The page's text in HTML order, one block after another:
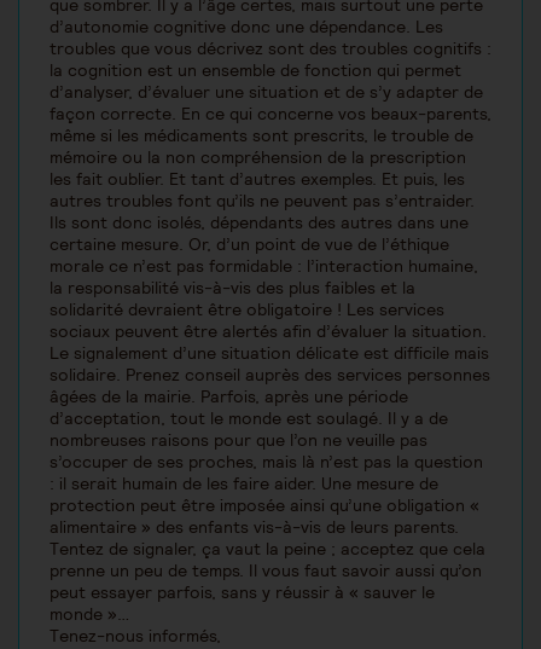
que sombrer. Il y a l’âge certes, mais surtout une perte
d’autonomie cognitive donc une dépendance. Les
troubles que vous décrivez sont des troubles cognitifs :
la cognition est un ensemble de fonction qui permet
d’analyser, d’évaluer une situation et de s’y adapter de
façon correcte. En ce qui concerne vos beaux-parents,
même si les médicaments sont prescrits, le trouble de
mémoire ou la non compréhension de la prescription
les fait oublier. Et tant d’autres exemples. Et puis, les
autres troubles font qu’ils ne peuvent pas s’entraider.
Ils sont donc isolés, dépendants des autres dans une
certaine mesure. Or, d’un point de vue de l’éthique
morale ce n’est pas formidable : l’interaction humaine,
la responsabilité vis-à-vis des plus faibles et la
solidarité devraient être obligatoire ! Les services
sociaux peuvent être alertés afin d’évaluer la situation.
Le signalement d’une situation délicate est difficile mais
solidaire. Prenez conseil auprès des services personnes
âgées de la mairie. Parfois, après une période
d’acceptation, tout le monde est soulagé. Il y a de
nombreuses raisons pour que l’on ne veuille pas
s’occuper de ses proches, mais là n’est pas la question
: il serait humain de les faire aider. Une mesure de
protection peut être imposée ainsi qu’une obligation «
alimentaire » des enfants vis-à-vis de leurs parents.
Tentez de signaler, ça vaut la peine ; acceptez que cela
prenne un peu de temps. Il vous faut savoir aussi qu’on
peut essayer parfois, sans y réussir à « sauver le
monde »…
Tenez-nous informés,